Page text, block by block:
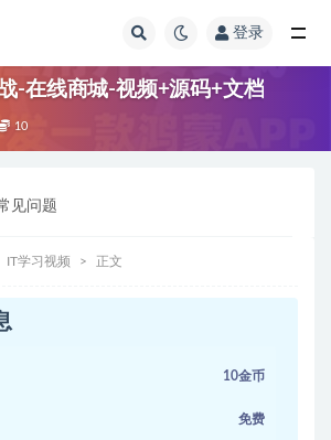
登录
-在线商城-视频+源码+文档
10
见问题
IT学习视频 正文
10金币
免费